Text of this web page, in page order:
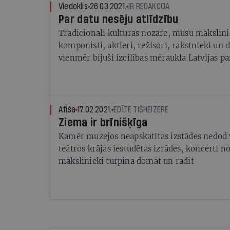
Viedoklis 26.03.2021. IR REDAKCIJA
Par datu nesēju atlīdzību
Tradicionāli kultūras nozare, mūsu
komponisti, aktieri, režisori, rakstnieki un
vienmēr bijuši izcilības mēraukla Latvijas
Dziesmusvētki vienmēr nesuši Latvijas vārdu
valdības un valdošo partiju attieksme pret
nozari un radošo industriju ir viens no
rādītājiem tam, kā tiek īstenota valsts
pašreizējās valsts vadības izpratne par
un kultūru, kas ir tās daļa. Tieši kultūra ir
Afiša 17.02.2021. EDĪTE TIŠHEIZERE
Ziema ir brīnišķīga
Kamēr muzejos neapskatītas izstādes
teātros krājas iestudētas izrādes, koncerti
mākslinieki turpina domāt un radīt